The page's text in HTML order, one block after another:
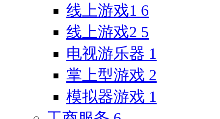
线上游戏1 6
线上游戏2 5
电视游乐器 1
掌上型游戏 2
模拟器游戏 1